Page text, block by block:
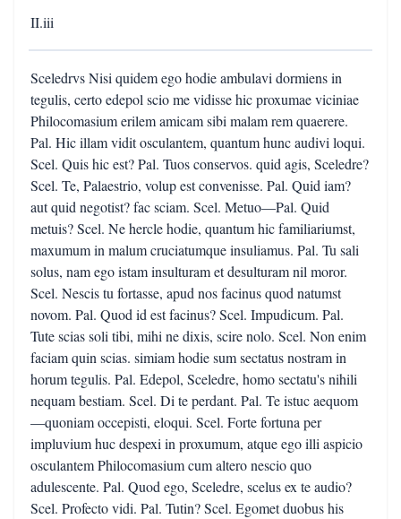
II.iii
Sceledrvs Nisi quidem ego hodie ambulavi dormiens in
tegulis, certo edepol scio me vidisse hic proxumae viciniae
Philocomasium erilem amicam sibi malam rem quaerere.
Pal. Hic illam vidit osculantem, quantum hunc audivi loqui.
Scel. Quis hic est? Pal. Tuos conservos. quid agis, Sceledre?
Scel. Te, Palaestrio, volup est convenisse. Pal. Quid iam?
aut quid negotist? fac sciam. Scel. Metuo—Pal. Quid
metuis? Scel. Ne hercle hodie, quantum hic familiariumst,
maxumum in malum cruciatumque insuliamus. Pal. Tu sali
solus, nam ego istam insulturam et desulturam nil moror.
Scel. Nescis tu fortasse, apud nos facinus quod natumst
novom. Pal. Quod id est facinus? Scel. Impudicum. Pal.
Tute scias soli tibi, mihi ne dixis, scire nolo. Scel. Non enim
faciam quin scias. simiam hodie sum sectatus nostram in
horum tegulis. Pal. Edepol, Sceledre, homo sectatu's nihili
nequam bestiam. Scel. Di te perdant. Pal. Te istuc aequom
—quoniam occepisti, eloqui. Scel. Forte fortuna per
impluvium huc despexi in proxumum, atque ego illi aspicio
osculantem Philocomasium cum altero nescio quo
adulescente. Pal. Quod ego, Sceledre, scelus ex te audio?
Scel. Profecto vidi. Pal. Tutin? Scel. Egomet duobus his